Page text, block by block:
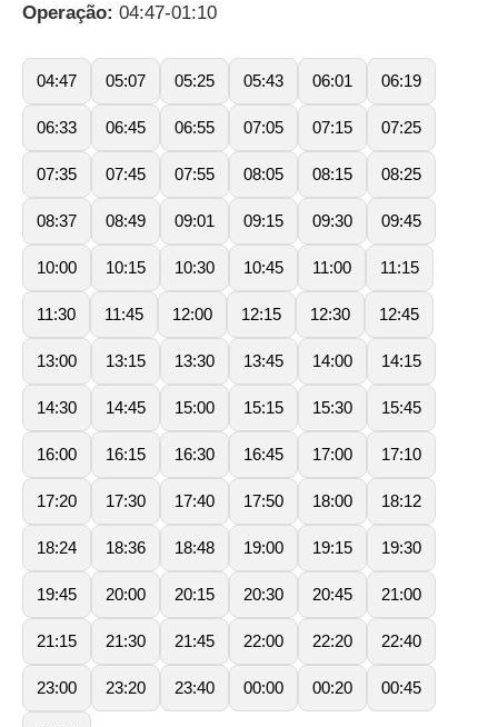
Operação: 04:47-01:10
04:47 05:07 05:25 05:43 06:01 06:19
06:33 06:45 06:55 07:05 07:15 07:25
07:35 07:45 07:55 08:05 08:15 08:25
08:37 08:49 09:01 09:15 09:30 09:45
10:00 10:15 10:30 10:45 11:00 11:15
11:30 11:45 12:00 12:15 12:30 12:45
13:00 13:15 13:30 13:45 14:00 14:15
14:30 14:45 15:00 15:15 15:30 15:45
16:00 16:15 16:30 16:45 17:00 17:10
17:20 17:30 17:40 17:50 18:00 18:12
18:24 18:36 18:48 19:00 19:15 19:30
19:45 20:00 20:15 20:30 20:45 21:00
21:15 21:30 21:45 22:00 22:20 22:40
23:00 23:20 23:40 00:00 00:20 00:45